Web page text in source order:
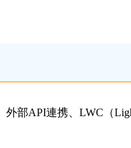
部API連携、LWC（